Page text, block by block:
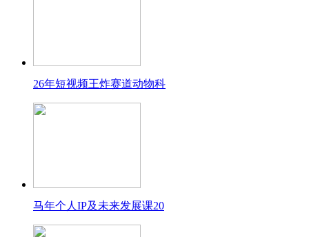
26年短视频王炸赛道动物科
马年个人IP及未来发展课20